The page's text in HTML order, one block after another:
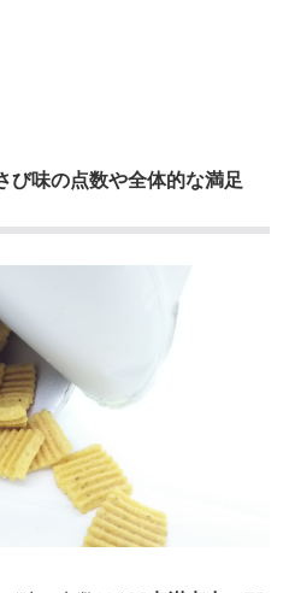
味の点数や全体的な満足